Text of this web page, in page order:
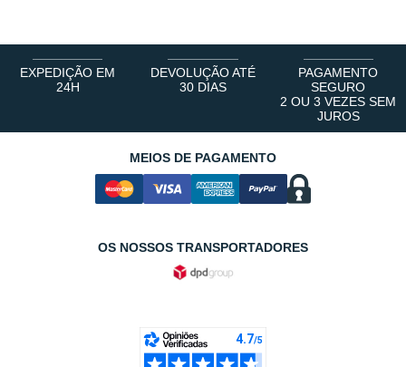
EXPEDIÇÃO EM
24H
DEVOLUÇÃO ATÉ
30 DIAS
PAGAMENTO
SEGURO
2 OU 3 VEZES SEM
JUROS
MEIOS DE PAGAMENTO
OS NOSSOS TRANSPORTADORES